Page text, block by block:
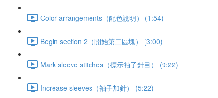
Color arrangements（配色說明） (1:54)
Begin section 2（開始第二區塊） (3:00)
Mark sleeve stitches（標示袖子針目） (9:22)
Increase sleeves（袖子加針） (5:22)